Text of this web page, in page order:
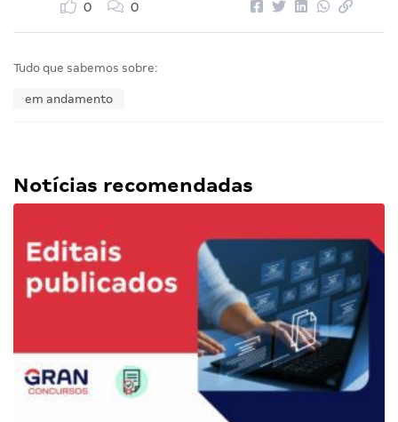
0 0
Tudo que sabemos sobre:
em andamento
Notícias recomendadas